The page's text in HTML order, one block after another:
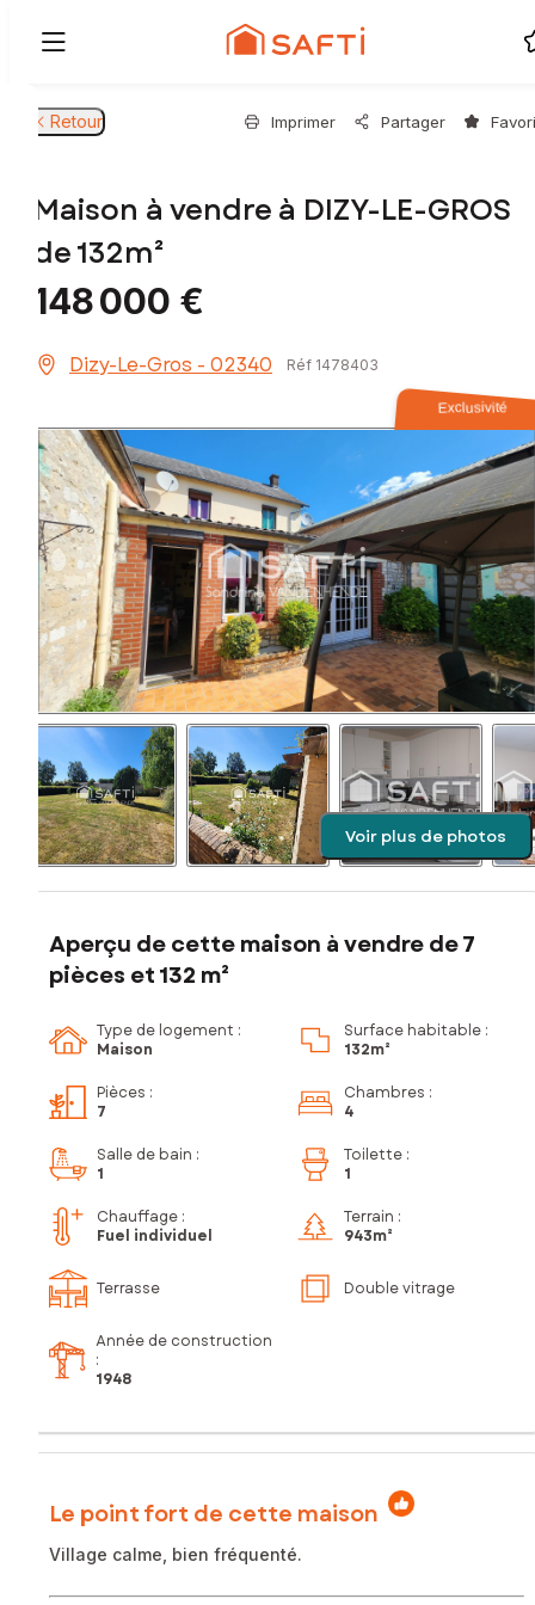
Retour Imprimer Partager
Maison à vendre à DIZY-LE-GROS
de 132m²
148 000 €
Dizy-Le-Gros - 02340 Réf 1478403
Exclusivité
Voir plus de photos
Aperçu de cette maison à vendre de 7
pièces et 132 m²
Type de logement :
Maison
Surface habitable :
132m²
Pièces :
7
Chambres :
4
Salle de bain :
1
Toilette :
1
Chauffage :
Fuel individuel
Terrain :
943m²
Terrasse Double vitrage
Année de construction
:
1948
Le point fort de cette maison
Village calme, bien fréquenté.